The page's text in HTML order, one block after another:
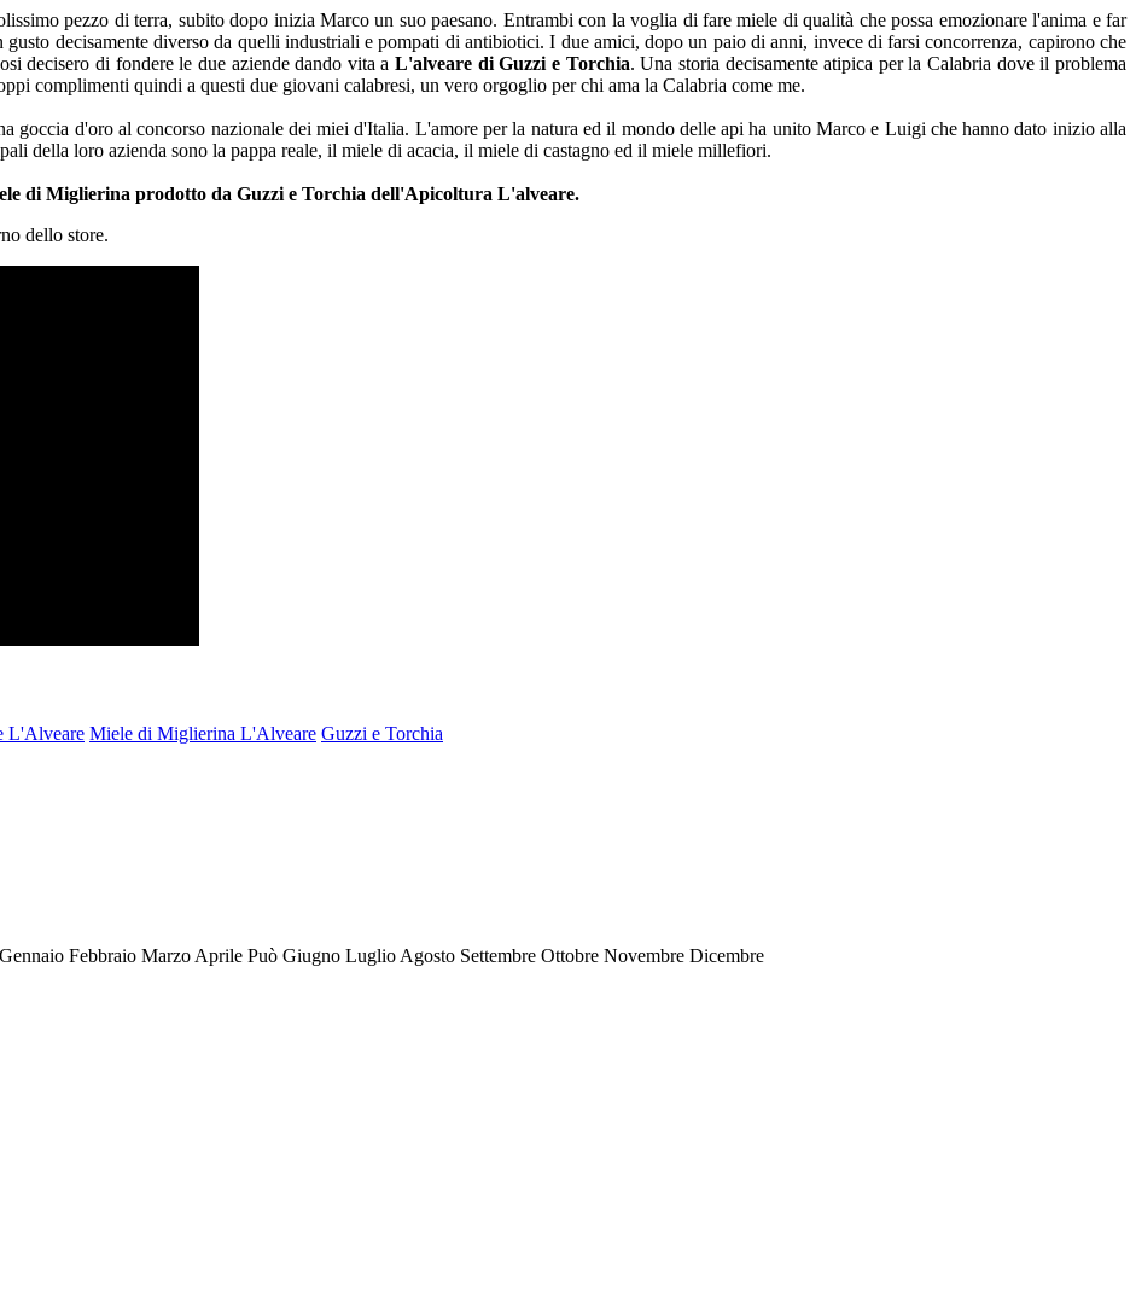
pezzo di terra, subito dopo inizia Marco un suo paesano. Entrambi con la voglia di fare miele di qualità che possa emozionare l'anima e far
decisamente diverso da quelli industriali e pompati di antibiotici. I due amici, dopo un paio di anni, invece di farsi concorrenza, capirono che
decisero di fondere le due aziende dando vita aL'alveare di Guzzi e Torchia. Una storia decisamente atipica per la Calabria dove il problema
complimenti quindi a questi due giovani calabresi, un vero orgoglio per chi ama la Calabria come me.
goccia d'oro al concorso nazionale dei miei d'Italia. L'amore per la natura ed il mondo delle api ha unito Marco e Luigi che hanno dato inizio alla
della loro azienda sono la pappa reale, il miele di acacia, il miele di castagno ed il miele millefiori.
di Miglierina prodotto da Guzzi e Torchia dell'Apicoltura L'alveare.
dello store.
L'Alveare Miele di Miglierina L'Alveare Guzzi e Torchia
Febbraio Marzo Aprile Può Giugno Luglio Agosto Settembre Ottobre Novembre Dicembre